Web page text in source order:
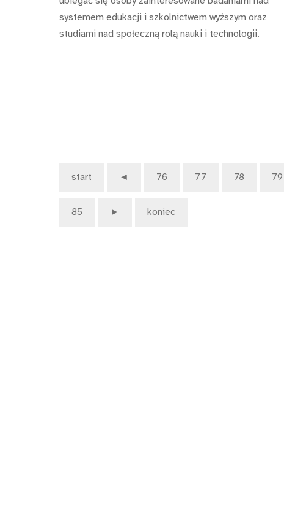
systemem edukacji i szkolnictwem wyższym oraz
studiami nad społeczną rolą nauki i technologii.
start ◄ 76 77 78 79
85 ► koniec